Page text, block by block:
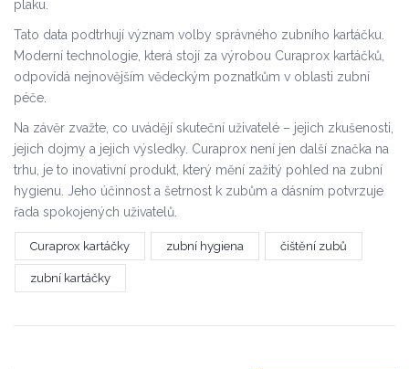
plaku.
Tato data podtrhují význam volby správného zubního kartáčku.
Moderní technologie, která stojí za výrobou Curaprox kartáčků,
odpovídá nejnovějším vědeckým poznatkům v oblasti zubní
péče.
Na závěr zvažte, co uvádějí skuteční uživatelé – jejich zkušenosti,
jejich dojmy a jejich výsledky. Curaprox není jen další značka na
trhu, je to inovativní produkt, který mění zažitý pohled na zubní
hygienu. Jeho účinnost a šetrnost k zubům a dásním potvrzuje
řada spokojených uživatelů.
Curaprox kartáčky zubní hygiena čištění zubů
zubní kartáčky